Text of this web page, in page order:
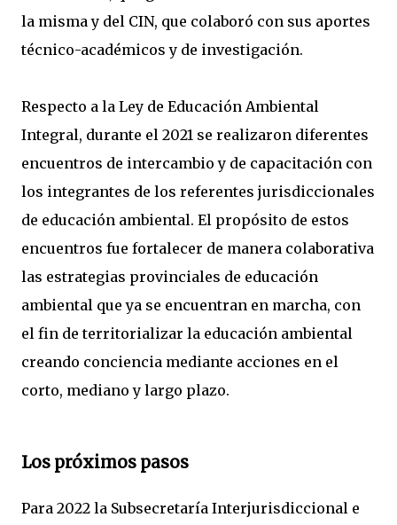
la misma y del CIN, que colaboró con sus aportes
técnico-académicos y de investigación.
Respecto a la Ley de Educación Ambiental
Integral, durante el 2021 se realizaron diferentes
encuentros de intercambio y de capacitación con
los integrantes de los referentes jurisdiccionales
de educación ambiental. El propósito de estos
encuentros fue fortalecer de manera colaborativa
las estrategias provinciales de educación
ambiental que ya se encuentran en marcha, con
el fin de territorializar la educación ambiental
creando conciencia mediante acciones en el
corto, mediano y largo plazo.
Los próximos pasos
Para 2022 la Subsecretaría Interjurisdiccional e